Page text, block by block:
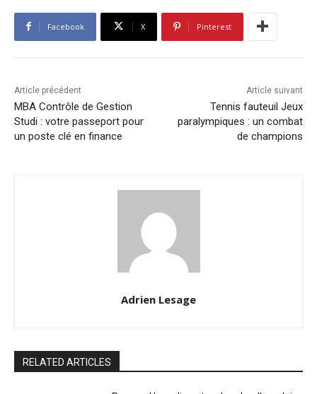
Facebook X Pinterest
Article précédent
MBA Contrôle de Gestion
Studi : votre passeport pour
un poste clé en finance
Article suivant
Tennis fauteuil Jeux
paralympiques : un combat
de champions
Adrien Lesage
RELATED ARTICLES